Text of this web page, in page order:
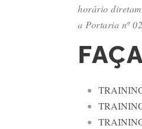
horário
a Portaria nº